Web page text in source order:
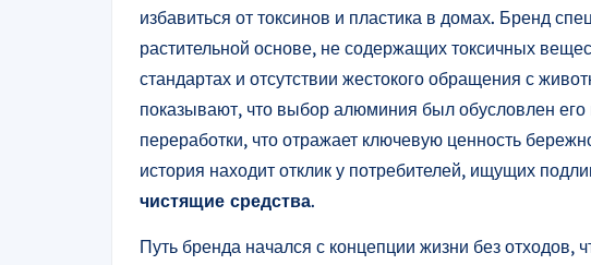
избавиться от токсинов и пластика в домах. Бренд
растительной основе, не содержащих токсичных
стандартах и отсутствии жестокого обращения с
показывают, что выбор алюминия был обусловлен
переработки, что отражает ключевую ценность
история находит отклик у потребителей, ищущих
чистящие средства.
Путь бренда начался с концепции жизни без отходов,